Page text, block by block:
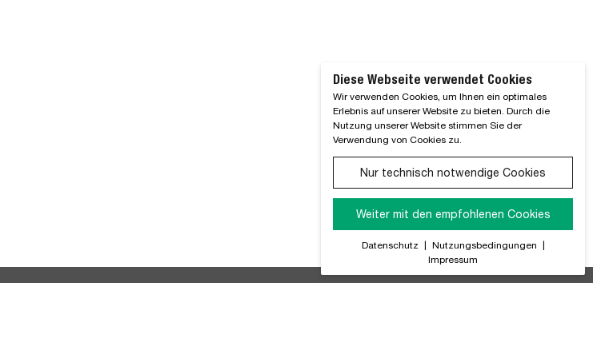
Diese Webseite verwendet Cookies
Wir verwenden Cookies, um Ihnen ein optimales
Erlebnis auf unserer Website zu bieten. Durch die
Nutzung unserer Website stimmen Sie der
Verwendung von Cookies zu.
Nur technisch notwendige Cookies
Weiter mit den empfohlenen Cookies
Datenschutz | Nutzungsbedingungen |
Impressum